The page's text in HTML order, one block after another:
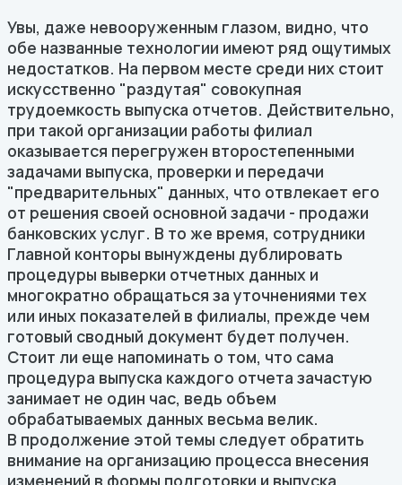
Увы, даже невооруженным глазом, видно, что
обе названные технологии имеют ряд ощутимых
недостатков. На первом месте среди них стоит
искусственно "раздутая" совокупная
трудоемкость выпуска отчетов. Действительно,
при такой организации работы филиал
оказывается перегружен второстепенными
задачами выпуска, проверки и передачи
"предварительных" данных, что отвлекает его
от решения своей основной задачи - продажи
банковских услуг. В то же время, сотрудники
Главной конторы вынуждены дублировать
процедуры выверки отчетных данных и
многократно обращаться за уточнениями тех
или иных показателей в филиалы, прежде чем
готовый сводный документ будет получен.
Стоит ли еще напоминать о том, что сама
процедура выпуска каждого отчета зачастую
занимает не один час, ведь объем
обрабатываемых данных весьма велик.
В продолжение этой темы следует обратить
внимание на организацию процесса внесения
изменений в формы подготовки и выпуска